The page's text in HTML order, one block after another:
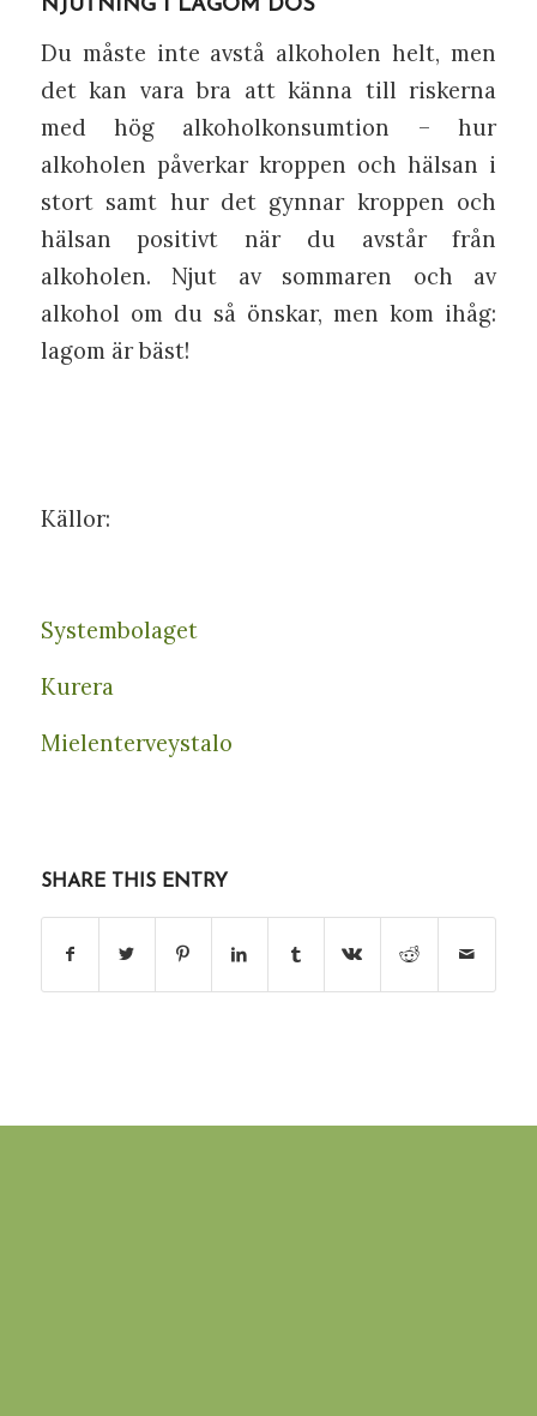
NJUTNING I LAGOM DOS
Du måste inte avstå alkoholen helt, men
det kan vara bra att känna till riskerna
med hög alkoholkonsumtion – hur
alkoholen påverkar kroppen och hälsan i
stort samt hur det gynnar kroppen och
hälsan positivt när du avstår från
alkoholen. Njut av sommaren och av
alkohol om du så önskar, men kom ihåg:
lagom är bäst!
Källor:
Systembolaget
Kurera
Mielenterveystalo
SHARE THIS ENTRY